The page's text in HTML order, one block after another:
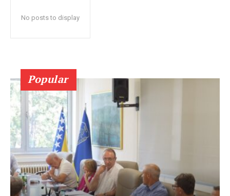
No posts to display
Popular